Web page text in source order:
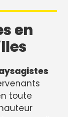
en
toute